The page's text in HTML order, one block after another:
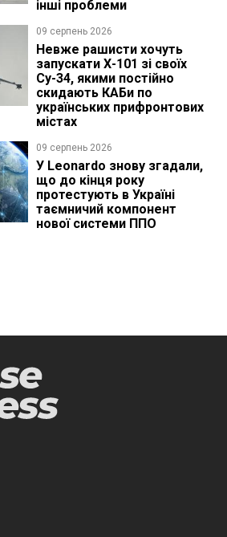
інші проблеми
09 серпень 2026
Невже рашисти хочуть
запускати Х-101 зі своїх
Су-34, якими постійно
скидають КАБи по
українських прифронтових
містах
09 серпень 2026
У Leonardo знову згадали,
що до кінця року
протестують в Україні
таємничий компонент
нової системи ППО